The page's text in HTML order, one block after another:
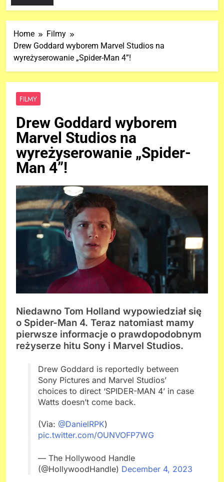
Home
Filmy
Drew Goddard wyborem Marvel Studios na
wyreżyserowanie „Spider-Man 4”!
FILMY
Drew Goddard wyborem
Marvel Studios na
wyreżyserowanie „Spider-
Man 4”!
Niedawno Tom Holland wypowiedział się
o Spider-Man 4. Teraz natomiast mamy
pierwsze informacje o prawdopodobnym
reżyserze hitu Sony i Marvel Studios.
Drew Goddard is reportedly between
Sony Pictures and Marvel Studios’
choices to direct ‘SPIDER-MAN 4’ in case
Watts doesn’t come back.
(Via: @DanielRPK)
pic.twitter.com/OUNVOFP7WG
— The Hollywood Handle
(@HollywoodHandle) December 4, 2023